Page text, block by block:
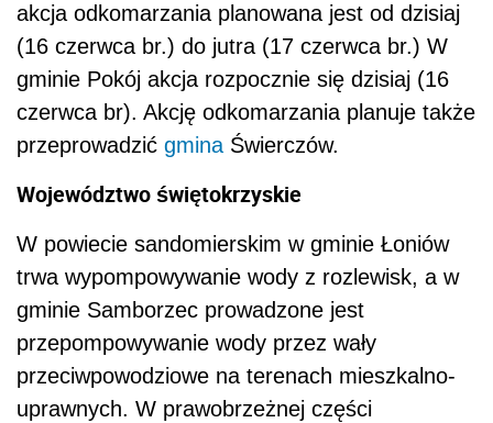
akcja odkomarzania planowana jest od dzisiaj
(16 czerwca br.) do jutra (17 czerwca br.) W
gminie Pokój akcja rozpocznie się dzisiaj (16
czerwca br). Akcję odkomarzania planuje także
przeprowadzić gminaŚwierczów.
Województwo świętokrzyskie
W powiecie sandomierskim w gminie Łoniów
trwa wypompowywanie wody z rozlewisk, a w
gminie Samborzec prowadzone jest
przepompowywanie wody przez wały
przeciwpowodziowe na terenach mieszkalno-
uprawnych. W prawobrzeżnej części